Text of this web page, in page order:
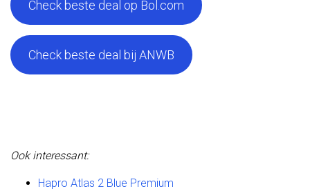
Check beste deal op Bol.com
Check beste deal bij ANWB
Ook interessant:
Hapro Atlas 2 Blue Premium